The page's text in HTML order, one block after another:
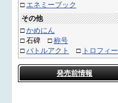
□ エネミーブック
その他
□かめにん
□石碑 □称号
□バトルアクト □ トロフィー
発売前情報